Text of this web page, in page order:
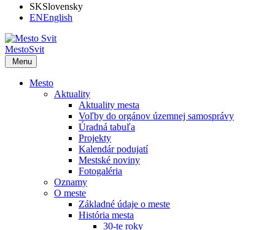
SKSlovensky
ENEnglish
MestoSvit
Menu
Mesto
Aktuality
Aktuality mesta
Voľby do orgánov územnej samosprávy
Úradná tabuľa
Projekty
Kalendár podujatí
Mestské noviny
Fotogaléria
Oznamy
O meste
Základné údaje o meste
História mesta
30-te roky